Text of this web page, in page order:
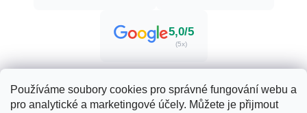
Používáme soubory cookies pro správné fungování webu a
pro analytické a marketingové účely. Můžete je přijmout
5,0/5
(5x)
Vytvořil Shoptet